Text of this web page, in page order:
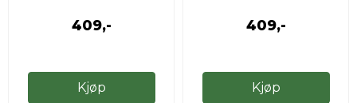
409,-
Kjøp
409,-
Kjøp